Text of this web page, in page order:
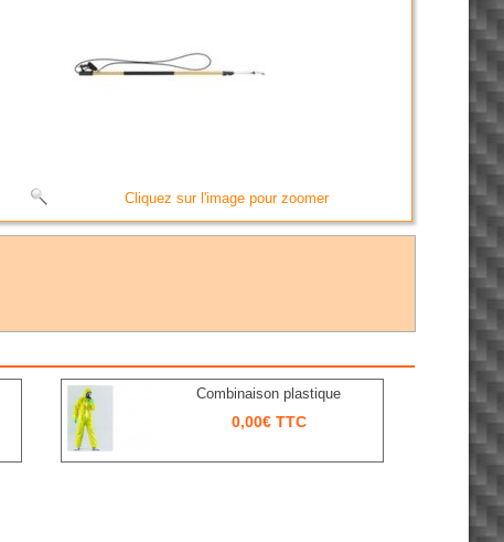
Cliquez sur l'image pour zoomer
Combinaison plastique
0,00€ TTC